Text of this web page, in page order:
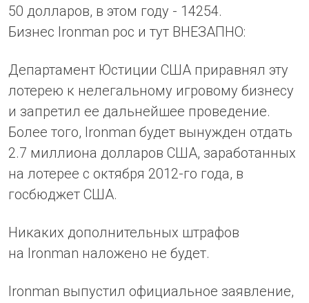
50 долларов, в этом году - 14254.
Бизнес Ironman рос и тут ВНЕЗАПНО:
Департамент Юстиции США приравнял эту
лотерею к нелегальному игровому бизнесу
и запретил ее дальнейшее проведение.
Более того, Ironman будет вынужден отдать
2.7 миллиона долларов США, заработанных
на лотерее с октября 2012-го года, в
госбюджет США.
Никаких дополнительных штрафов
на Ironman наложено не будет.
Ironman выпустил официальное заявление,